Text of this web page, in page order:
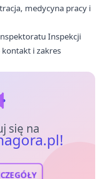
medycyna pracy i
Inspekcji
kontakt i zakres
się na